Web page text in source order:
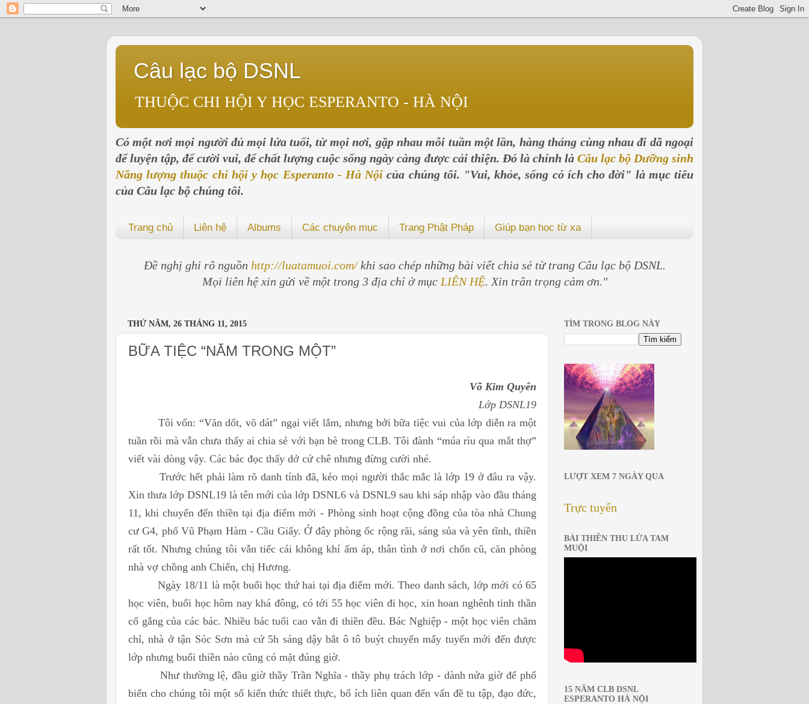
Câu lạc bộ DSNL
THUỘC CHI HỘI Y HỌC ESPERANTO - HÀ NỘI
Có một nơi mọi người đủ mọi lứa tuổi, từ mọi nơi, gặp nhau mỗi tuần một lần, hàng tháng cùng nhau đi dã ngoại
để luyện tập, để cười vui, để chất lượng cuộc sống ngày càng được cải thiện. Đó là chính là Câu lạc bộ Dưỡng sinh
Năng lượng thuộc chi hội y học Esperanto - Hà Nội của chúng tôi. "Vui, khỏe, sống có ích cho đời" là mục tiêu
của Câu lạc bộ chúng tôi.
Trang chủ Liên hệ Albums Các chuyên mục Trang Phật Pháp Giúp bạn học từ xa
Đề nghị ghi rõ nguồn http://luatamuoi.com/khi sao chép những bài viết chia sẻ từ trang Câu lạc bộ DSNL.
Mọi liên hệ xin gửi về một trong 3 địa chỉ ở mục LIÊN HỆ. Xin trân trọng cảm ơn."
THỨ NĂM, 26 THÁNG 11, 2015
BỮA TIỆC “NĂM TRONG MỘT”
Võ Kim Quyên
Lớp DSNL19
Tôi vốn: “Văn dốt, võ dát” ngại viết lắm, nhưng bởi bữa tiệc vui của lớp diễn ra một
tuần rồi mà vẫn chưa thấy ai chia sẻ với bạn bè trong CLB. Tôi đành “múa rìu qua mắt thợ”
viết vài dòng vậy. Các bác đọc thấy dở cứ chê nhưng đừng cười nhé.
Trước hết phải làm rõ danh tính đã, kẻo mọi người thắc mắc là lớp 19 ở đâu ra vậy.
Xin thưa lớp DSNL19 là tên mới của lớp DSNL6 và DSNL9 sau khi sáp nhập vào đầu tháng
11, khi chuyển đến thiền tại địa điểm mới - Phòng sinh hoạt cộng đồng của tòa nhà Chung
cư G4, phố Vũ Phạm Hàm - Cầu Giấy. Ở đây phòng ốc rộng rãi, sáng sủa và yên tĩnh, thiền
rất tốt. Nhưng chúng tôi vẫn tiếc cái không khí ấm áp, thân tình ở nơi chốn cũ, căn phòng
nhà vợ chồng anh Chiến, chị Hương.
Ngày 18/11 là một buổi học thứ hai tại địa điểm mới. Theo danh sách, lớp mới có 65
học viên, buổi học hôm nay khá đông, có tới 55 học viên đi học, xin hoan nghênh tinh thần
cố gắng của các bác. Nhiều bác tuổi cao vẫn đi thiền đều. Bác Nghiệp - một học viên chăm
chỉ, nhà ở tận Sóc Sơn mà cứ 5h sáng dậy bắt ô tô buýt chuyển mấy tuyến mới đến được
lớp nhưng buổi thiền nào cũng có mặt đúng giờ.
Như thường lệ, đầu giờ thầy Trần Nghĩa - thầy phụ trách lớp - dành nửa giờ để phổ
biến cho chúng tôi một số kiến thức thiết thực, bổ ích liên quan đến vấn đề tu tập, đạo đức,
TÌM TRONG BLOG NÀY
LƯỢT XEM 7 NGÀY QUA
Trực tuyến
BÀI THIỀN THU LỬA TAM
MUỘI
15 NĂM CLB DSNL
ESPERANTO HÀ NỘI